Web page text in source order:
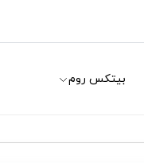
بیتکس روم